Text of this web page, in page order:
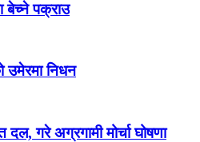
बेच्ने पक्राउ
उमेरमा निधन
गरे अग्रगामी मोर्चा घोषणा